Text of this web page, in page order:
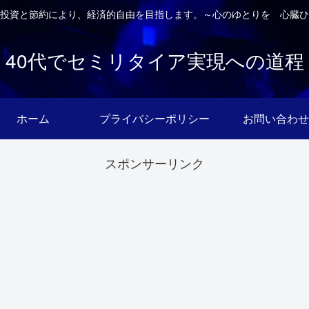
資と節約により、経済的自由を目指します。～心のゆとりを 心臓
40代でセミリタイア実現への道程
ホーム プライバシーポリシー お問い合わせ
スポンサーリンク